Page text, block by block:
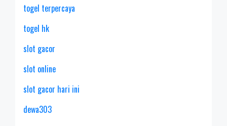
togel terpercaya
togel hk
slot gacor
slot online
slot gacor hari ini
dewa303